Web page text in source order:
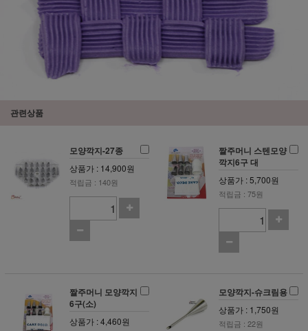
관련상품
모양깍지-27종
상품가 : 14,900원
적립금 : 140원
짤주머니 스텐모양
깍지6구 대
상품가 : 5,700원
적립금 : 75원
짤주머니 모양깍지
6구(소)
상품가 : 4,460원
모양깍지-슈크림용
상품가 : 1,750원
적립금 : 22원